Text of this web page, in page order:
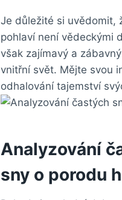
Je důležité si uvědomit,
pohlaví není vědeckými
však zajímavý a
vnitřní svět. Mějte​ svou
odhalování tajemství
Analyzování⁤
sny o⁣ porodu‍